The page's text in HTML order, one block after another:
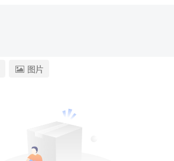
图片